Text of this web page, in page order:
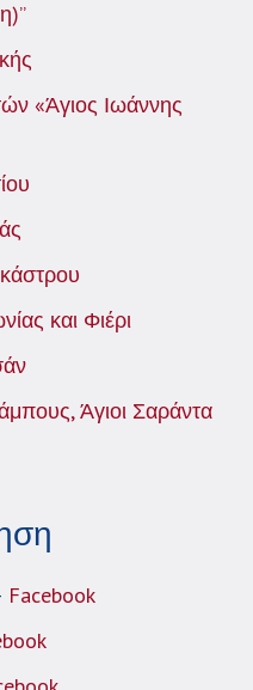
«Άγιος Ιωάννης
και Φιέρι
Άγιοι Σαράντα
Facebook